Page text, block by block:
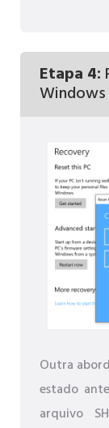
Etapa 4:
Windows
Outra
estado
arquivo